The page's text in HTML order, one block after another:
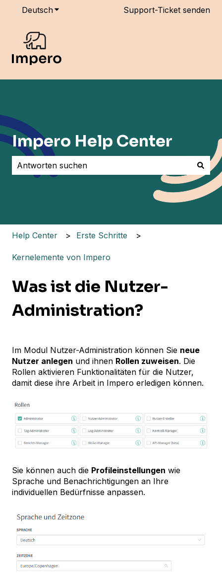
DeutschUntermenü für Übersetzungen anzeigen
Support-Ticket senden
Impero Help Center
Es gibt keine Vorschläge, da das Suchfeld leer ist.
Help Center Erste Schritte
Kernelemente von Impero
Was ist die Nutzer-
Administration?
Im Modul Nutzer-Administration können Sie neue
Nutzer anlegen und ihnen Rollen zuweisen. Die
Rollen aktivieren Funktionalitäten für die Nutzer,
damit diese ihre Arbeit in Impero erledigen können.
Sie können auch die Profileinstellungen wie
Sprache und Benachrichtigungen an Ihre
individuellen Bedürfnisse anpassen.